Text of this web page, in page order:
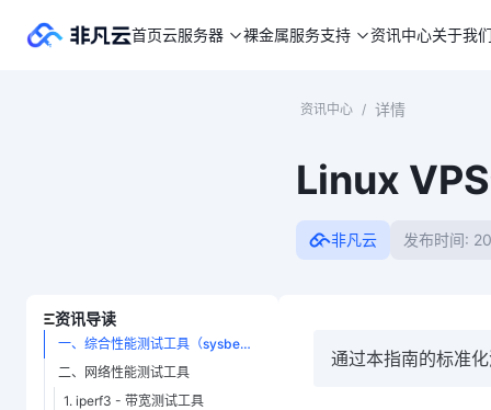
首页云服务器 裸金属服务支持 资讯中心关于我
资讯中心 / 详情
Linux
非凡云 发布时间:
资讯导读
一、综合性能测试工具（sysbench）
二、网络性能测试工具
1. iperf3 - 带宽测试工具
通过本指南的标准